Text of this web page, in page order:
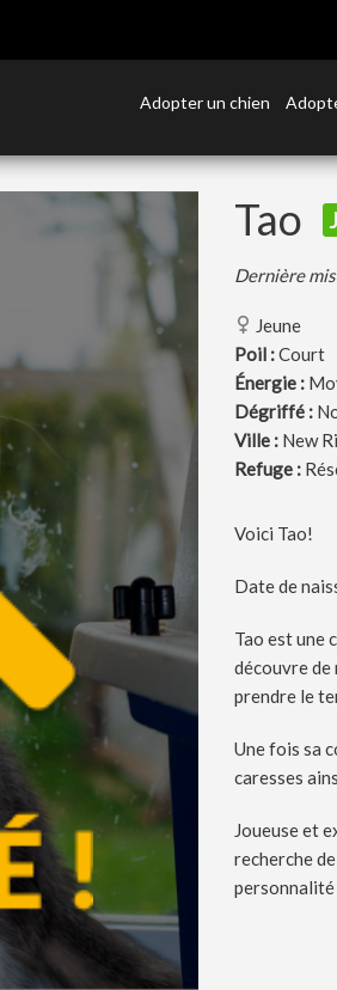
Adopter un chien
Tao
Dernière
Jeune
Poil :Court
Énergie :
Dégriffé :
Ville : New
Refuge :
Voici Tao!
Date de
Tao est une
découvre de
prendre le
Une fois sa
caresses
Joueuse et
recherche
personnalité